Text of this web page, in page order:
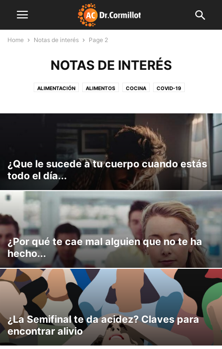
Home Notas de interés Page 2
NOTAS DE INTERÉS
ALIMENTACIÓN ALIMENTOS COCINA COVID-19
FARMACIA FINDE LIGHT FITNESS INDUSTRIA INNOVACIÓN
LIBRO MENTE SANA MUNDO CORMILLOT
NUTROPEDIA PLAN SEMANAL
PRODUCCIÓN SIN CATEGORÍA
¿Que le sucede a tu cuerpo cuando estás
todo el día...
¿Por qué te cae mal alguien que no te ha
hecho...
¿La Semifinal te da acidez? Claves para
encontrar alivio